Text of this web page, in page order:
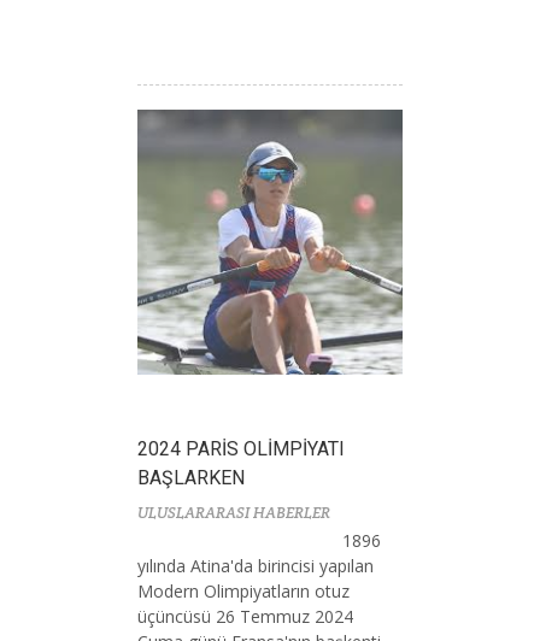
2024 PARİS OLİMPİYATI
BAŞLARKEN
ULUSLARARASI HABERLER
1896
yılında Atina'da birincisi yapılan
Modern Olimpiyatların otuz
üçüncüsü 26 Temmuz 2024